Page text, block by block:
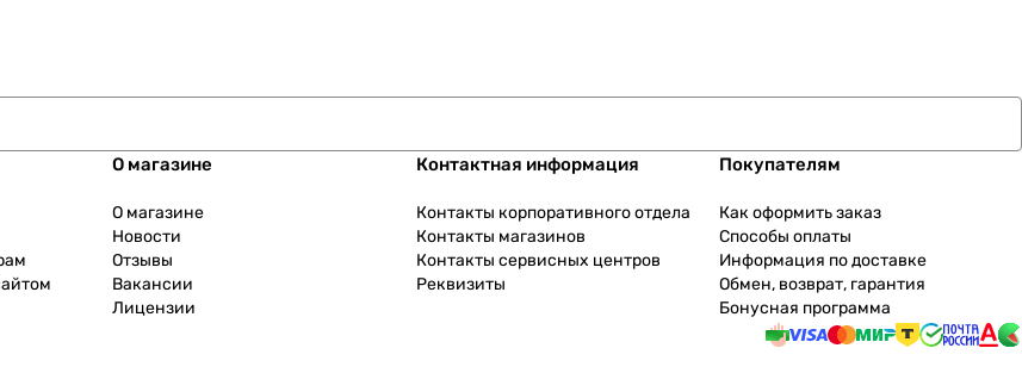
О магазине
О магазине
Новости
Отзывы
Вакансии
Лицензии
Контактная информация
Контакты корпоративного отдела
Контакты магазинов
Контакты сервисных центров
Реквизиты
Покупателям
Как оформить заказ
Способы оплаты
Информация по доставке
Обмен, возврат, гарантия
Бонусная программа